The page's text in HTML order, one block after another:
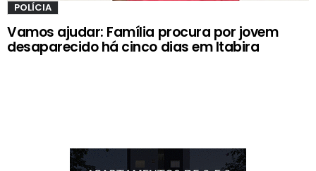
POLÍCIA
Vamos ajudar: Família procura por jovem
desaparecido há cinco dias em Itabira